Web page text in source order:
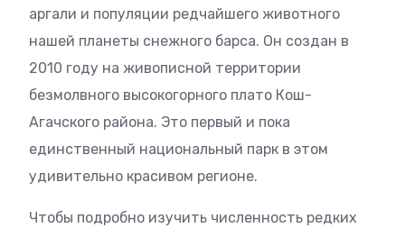
аргали и популяции редчайшего животного
нашей планеты снежного барса. Он создан в
2010 году на живописной территории
безмолвного высокогорного плато Кош-
Агачского района. Это первый и пока
единственный национальный парк в этом
удивительно красивом регионе.
Чтобы подробно изучить численность редких